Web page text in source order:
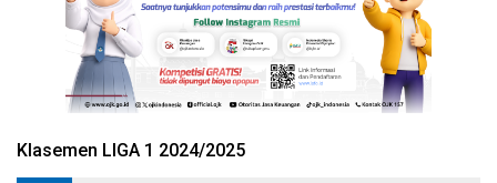
Klasemen LIGA 1 2024/2025